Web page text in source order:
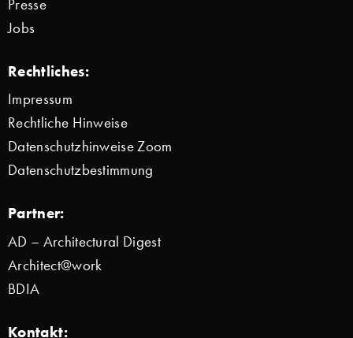
Presse
Jobs
Rechtliches:
Impressum
Rechtliche Hinweise
Datenschutzhinweise Zoom
Datenschutzbestimmung
Partner:
AD – Architectural Digest
Architect@work
BDIA
Kontakt: